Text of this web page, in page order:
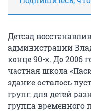
Детсад
администрации
конце 90-х. До 2006
частная школа
здание осталось
групп для детей
группа временного